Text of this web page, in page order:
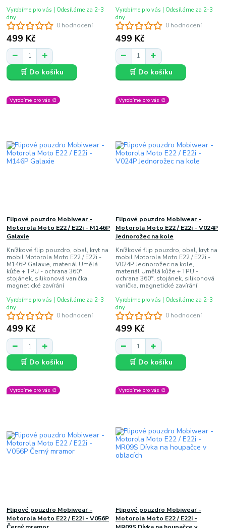
0 hodnocení
499 Kč
Vyrobíme pro vás | Odesíláme za 2-3
dny
🛒 Do košíku
0 hodnocení
499 Kč
Vyrobíme pro vás | Odesíláme za 2-3
dny
🛒 Do košíku
Vyrobíme pro vás 🎨
0 hodnocení
Flipové pouzdro Mobiwear -
Motorola Moto E22 / E22i - M146P
Galaxie
Knížkové flip pouzdro, obal, kryt na
mobil Motorola Moto E22 / E22i -
M146P Galaxie, materiál Umělá
kůže + TPU - ochrana 360°,
stojánek, silikonová vanička,
magnetické zavírání
499 Kč
Vyrobíme pro vás | Odesíláme za 2-3
dny
🛒 Do košíku
Vyrobíme pro vás 🎨
0 hodnocení
Flipové pouzdro Mobiwear -
Motorola Moto E22 / E22i - V024P
Jednorožec na kole
Knížkové flip pouzdro, obal, kryt na
mobil Motorola Moto E22 / E22i -
V024P Jednorožec na kole,
materiál Umělá kůže + TPU -
ochrana 360°, stojánek, silikonová
vanička, magnetické zavírání
499 Kč
Vyrobíme pro vás | Odesíláme za 2-3
dny
🛒 Do košíku
Vyrobíme pro vás 🎨
Flipové pouzdro Mobiwear -
Motorola Moto E22 / E22i - V056P
Vyrobíme pro vás 🎨
Flipové pouzdro Mobiwear -
Motorola Moto E22 / E22i -